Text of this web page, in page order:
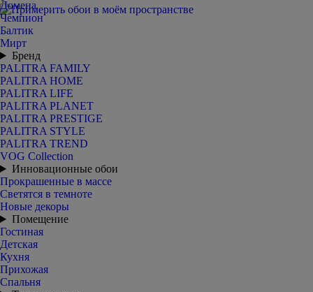
Домена
Чемпион
Балтик
Мирт
Бренд
PALITRA FAMILY
PALITRA HOME
PALITRA LIFE
PALITRA PLANET
PALITRA PRESTIGE
PALITRA STYLE
PALITRA TREND
VOG Collection
Инновационные обои
Прокрашенные в массе
Светятся в темноте
Новые декоры
Помещение
Гостиная
Детская
Кухня
Прихожая
Спальня